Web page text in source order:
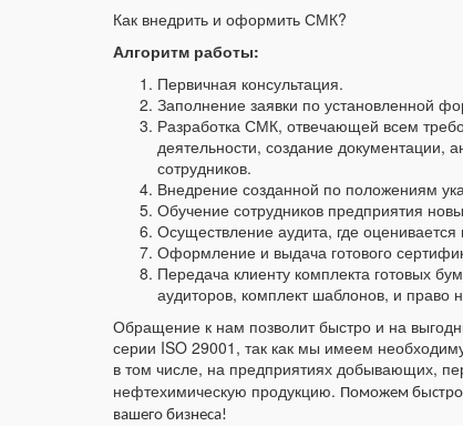
Как внедрить и оформить СМК?
Алгоритм работы:
Первичная консультация.
Заполнение заявки по установленной
Разработка СМК, отвечающей всем
деятельности, создание документации,
сотрудников.
Внедрение созданной по положениям
Обучение сотрудников предприятия
Осуществление аудита, где
Оформление и выдача готового
Передача клиенту комплекта готовых
аудиторов, комплект шаблонов, и право
Обращение к нам позволит быстро и на
серии ISO 29001, так как мы имеем
в том числе, на предприятиях добывающих,
нефтехимическую продукцию. Поможем
вашего бизнеса!